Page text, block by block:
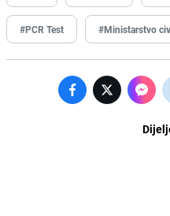
#PCR Test #Ministarstvo